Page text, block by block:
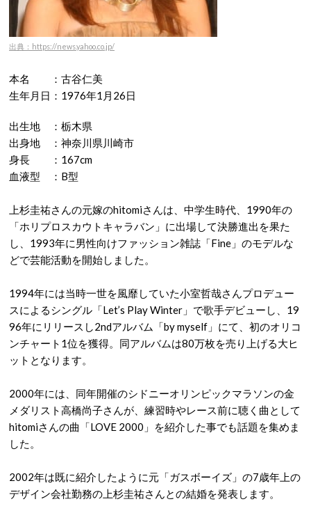
出典：https://news.yahoo.co.jp/
本名 ：古谷仁美
生年月日：1976年1月26日
出生地 ：栃木県
出身地 ：神奈川県川崎市
身長 ：167cm
血液型 ：B型
上杉圭祐さんの元嫁のhitomiさんは、中学生時代、1990年の
「ホリプロスカウトキャラバン」に出場して決勝進出を果た
し、1993年に男性向けファッション雑誌「Fine」のモデルな
どで芸能活動を開始しました。
1994年には当時一世を風靡していた小室哲哉さんプロデュー
スによるシングル「Let’s Play Winter」で歌手デビューし、19
96年にリリースし2ndアルバム「by myself」にて、初のオリコ
ンチャート1位を獲得。同アルバムは80万枚を売り上げる大ヒ
ットとなります。
2000年には、同年開催のシドニーオリンピックマラソンの金
メダリスト高橋尚子さんが、練習時やレース前に聴く曲として
hitomiさんの曲「LOVE 2000」を紹介した事でも話題を集めま
した。
2002年は既に紹介したように元「ガスボーイズ」の7歳年上の
デザイン会社勤務の上杉圭祐さんとの結婚を発表します。